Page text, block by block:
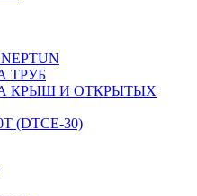
ТРУБ
КРЫШ И ОТКРЫТЫХ
(DTCE-30)